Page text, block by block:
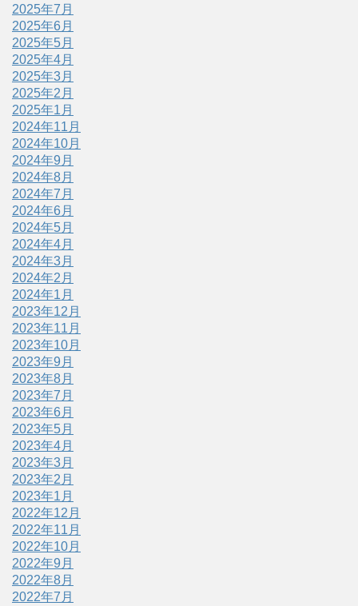
2025年7月
2025年6月
2025年5月
2025年4月
2025年3月
2025年2月
2025年1月
2024年11月
2024年10月
2024年9月
2024年8月
2024年7月
2024年6月
2024年5月
2024年4月
2024年3月
2024年2月
2024年1月
2023年12月
2023年11月
2023年10月
2023年9月
2023年8月
2023年7月
2023年6月
2023年5月
2023年4月
2023年3月
2023年2月
2023年1月
2022年12月
2022年11月
2022年10月
2022年9月
2022年8月
2022年7月